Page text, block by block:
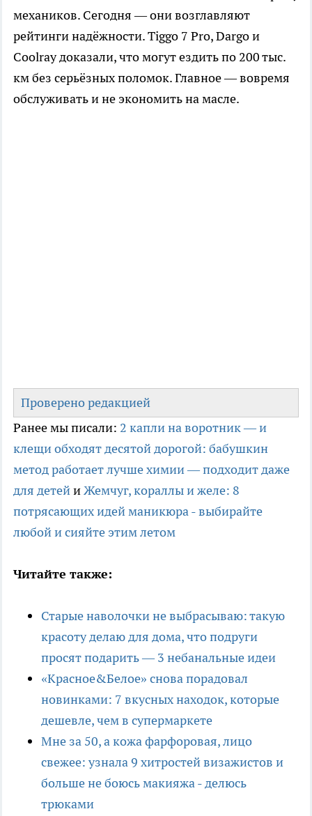
механиков. Сегодня — они возглавляют
рейтинги надёжности. Tiggo 7 Pro, Dargo и
Coolray доказали, что могут ездить по 200 тыс.
км без серьёзных поломок. Главное — вовремя
обслуживать и не экономить на масле.
Проверено редакцией
Ранее мы писали: 2 капли на воротник — и
клещи обходят десятой дорогой: бабушкин
метод работает лучше химии — подходит даже
для детейиЖемчуг, кораллы и желе: 8
потрясающих идей маникюра - выбирайте
любой и сияйте этим летом
Читайте также:
Старые наволочки не выбрасываю: такую
красоту делаю для дома, что подруги
просят подарить — 3 небанальные идеи
«Красное&Белое» снова порадовал
новинками: 7 вкусных находок, которые
дешевле, чем в супермаркете
Мне за 50, а кожа фарфоровая, лицо
свежее: узнала 9 хитростей визажистов и
больше не боюсь макияжа - делюсь
трюками